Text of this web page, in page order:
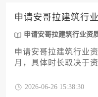
申请安哥拉建筑行
申请安哥拉建筑行业资
申请安哥拉建筑行业
月，具体时长取决于
并熟悉当地法规，以
2026-06-26 15:38:30